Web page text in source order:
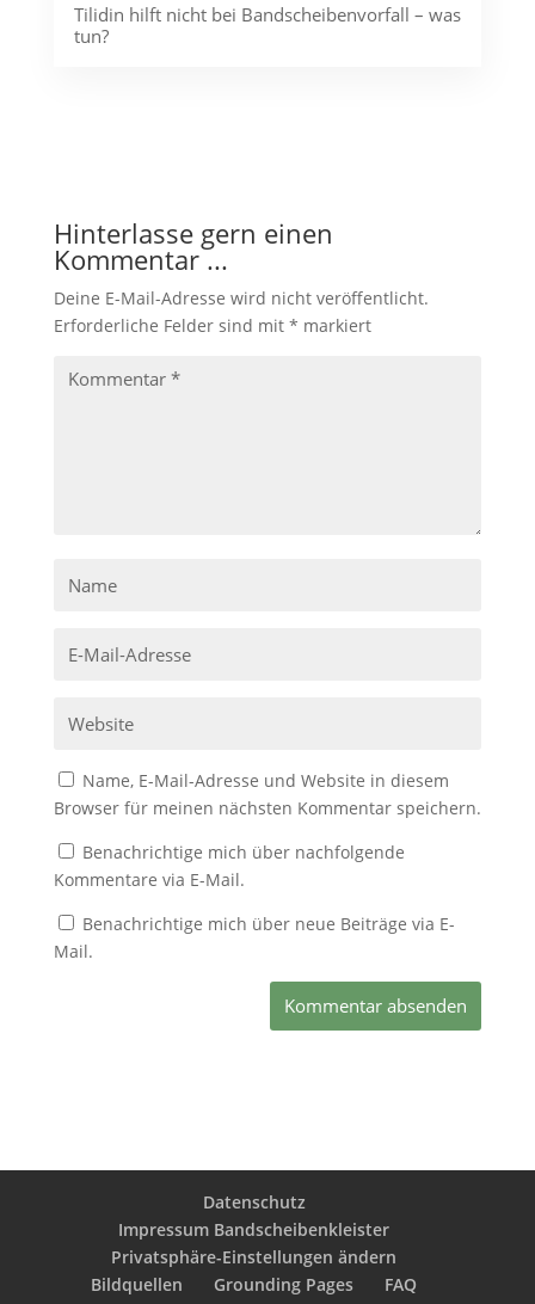
Tilidin hilft nicht bei Bandscheibenvorfall – was
tun?
Hinterlasse gern einen
Kommentar ...
Deine E-Mail-Adresse wird nicht veröffentlicht.
Erforderliche Felder sind mit * markiert
Name, E-Mail-Adresse und Website in diesem
Browser für meinen nächsten Kommentar speichern.
Benachrichtige mich über nachfolgende
Kommentare via E-Mail.
Benachrichtige mich über neue Beiträge via E-
Mail.
Datenschutz
Impressum Bandscheibenkleister
Privatsphäre-Einstellungen ändern
Bildquellen
Grounding Pages
FAQ